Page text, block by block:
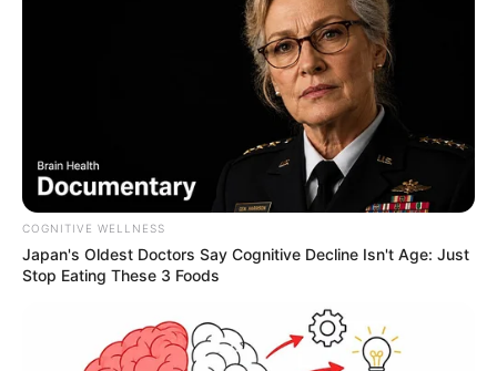
COGNITIVE WELLNESS
Japan's Oldest Doctors Say Cognitive Decline Isn't Age: Just
Stop Eating These 3 Foods